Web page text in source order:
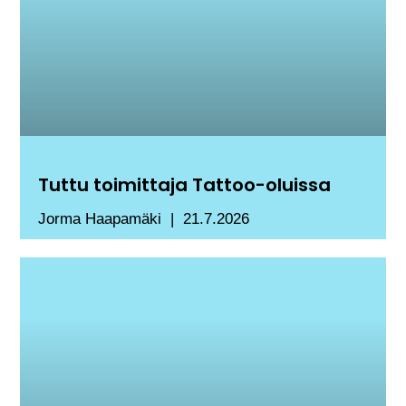
Tuttu toimittaja Tattoo-oluissa
Jorma Haapamäki 21.7.2026